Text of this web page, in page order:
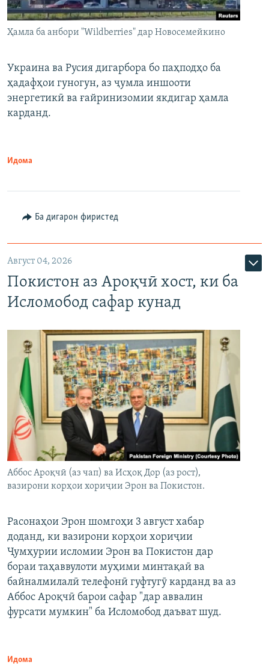
Ҳамла ба анбори "Wildberries" дар Новосемейкино
Украина ва Русия дигарбора бо паҳподҳо ба
ҳадафҳои гуногун, аз ҷумла иншооти
энергетикӣ ва ғайринизомии якдигар ҳамла
карданд.
Идома
Ба дигарон фиристед
Август 04, 2026
Покистон аз Ароқчӣ хост, ки ба
Исломобод сафар кунад
Аббос Ароқчӣ (аз чап) ва Исҳоқ Дор (аз рост),
вазирони корҳои хориҷии Эрон ва Покистон.
Расонаҳои Эрон шомгоҳи 3 август хабар
доданд, ки вазирони корҳои хориҷии
Ҷумҳурии исломии Эрон ва Покистон дар
бораи таҳаввулоти муҳими минтақаӣ ва
байналмилалӣ телефонӣ гуфтугӯ карданд ва аз
Аббос Ароқчӣ барои сафар "дар аввалин
фурсати мумкин" ба Исломобод даъват шуд.
Идома